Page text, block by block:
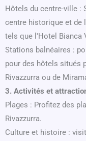
Hôtels du centre-ville :
centre historique et de
tels que l'Hotel Bianca
Stations balnéaires :
pour des hôtels situés
Rivazzurra ou de
3. Activités et
Plages : Profitez des
Rivazzurra.
Culture et histoire :